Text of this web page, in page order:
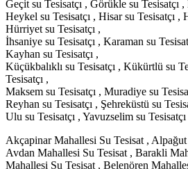
Geçit su Tesisatçı , Görükle su Tesisatçı
Heykel su Tesisatçı , Hisar su Tesisatçı ,
Hürriyet su Tesisatçı ,
İhsaniye su Tesisatçı , Karaman su
Kayhan su Tesisatçı ,
Küçükbalıklı su Tesisatçı , Kükürtlü su
Tesisatçı ,
Maksem su Tesisatçı , Muradiye su
Reyhan su Tesisatçı , Şehreküstü su
Ulu su Tesisatçı , Yavuzselim su
Akçapinar Mahallesi Su Tesisat ,
Avdan Mahallesi Su Tesisat , Barakli
Mahallesi Su Tesisat , Belenören